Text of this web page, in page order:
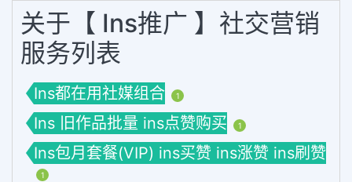
关于【 Ins推广 】社交营销
服务列表
Ins都在用社媒组合 1
Ins 旧作品批量 ins点赞购买 1
Ins包月套餐(VIP) ins买赞 ins涨赞 ins刷赞
1